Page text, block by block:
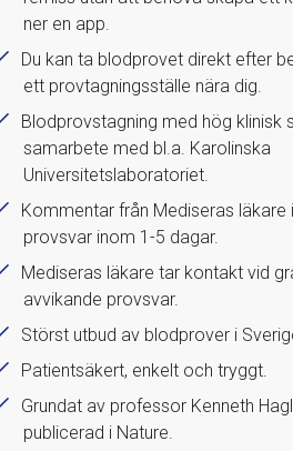
ner en app.
Du kan ta blodprovet direkt efter
ett provtagningsställe nära dig.
Blodprovstagning med hög klinisk
samarbete med bl.a. Karolinska
Universitetslaboratoriet.
Kommentar från Mediseras läkare
provsvar inom 1-5 dagar.
Mediseras läkare tar kontakt vid
avvikande provsvar.
Störst utbud av blodprover i
Patientsäkert, enkelt och tryggt.
Grundat av professor Kenneth
publicerad i Nature.